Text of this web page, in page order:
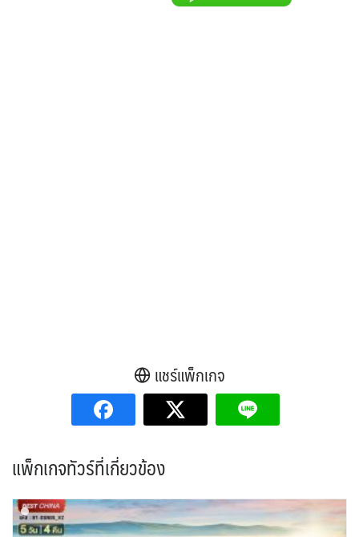
แชร์แพ็กเกจ
แพ็กเกจทัวร์ที่เกี่ยวข้อง